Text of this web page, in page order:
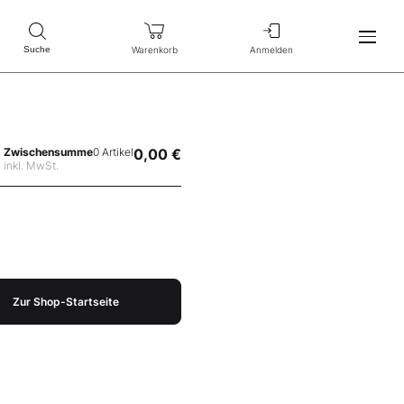
Suche Warenkorb Anmelden
Zwischensumme
inkl. MwSt.
0 Artikel0,00 €
Zur Shop-Startseite